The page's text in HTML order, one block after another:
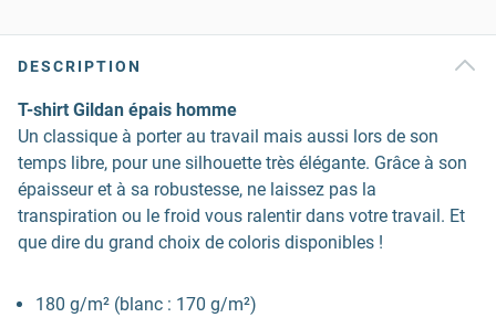
DESCRIPTION
T-shirt Gildan épais homme
Un classique à porter au travail mais aussi lors de son
temps libre, pour une silhouette très élégante. Grâce à son
épaisseur et à sa robustesse, ne laissez pas la
transpiration ou le froid vous ralentir dans votre travail. Et
que dire du grand choix de coloris disponibles !
180 g/m² (blanc : 170 g/m²)